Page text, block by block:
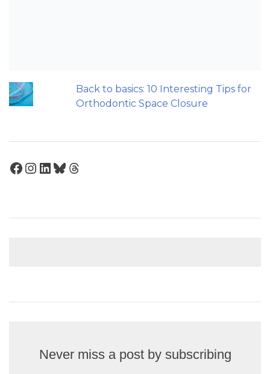
Back to basics: 10 Interesting Tips for
Orthodontic Space Closure
Facebook
Instagram
LinkedIn
Bluesky
Threads
Never miss a post by subscribing